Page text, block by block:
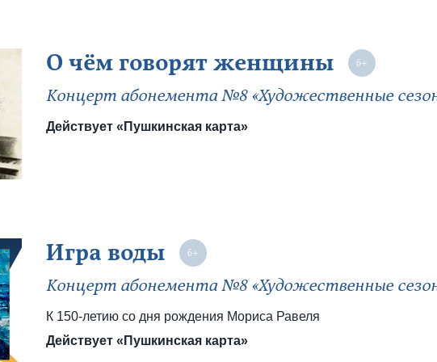
О чём говорят женщины
Концерт абонемента №8 «Художественные
Действует «Пушкинская карта»
Игра воды
Концерт абонемента №8 «Художественные
К 150-летию со дня рождения Мориса Равеля
Действует «Пушкинская карта»